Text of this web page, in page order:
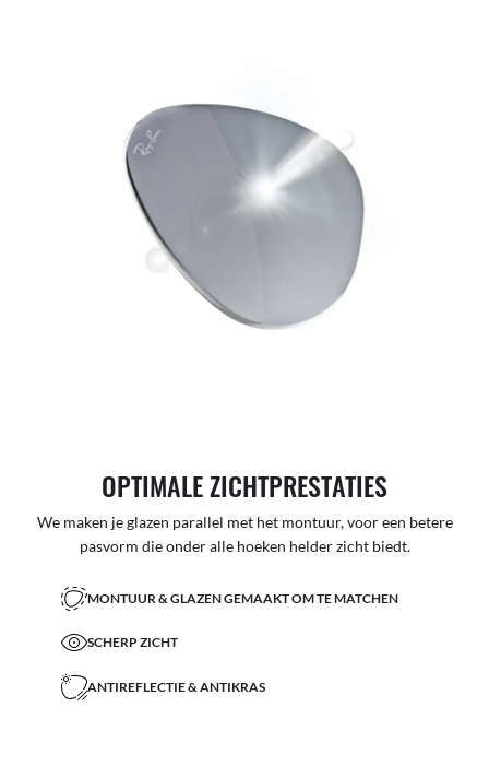
OPTIMALE ZICHTPRESTATIES
We maken je glazen parallel met het montuur, voor een betere
pasvorm die onder alle hoeken helder zicht biedt.
MONTUUR & GLAZEN GEMAAKT OM TE MATCHEN
SCHERP ZICHT
ANTIREFLECTIE & ANTIKRAS